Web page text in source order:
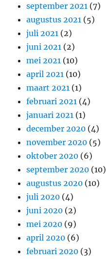
september 2021 (7)
augustus 2021 (5)
juli 2021 (2)
juni 2021 (2)
mei 2021 (10)
april 2021 (10)
maart 2021 (1)
februari 2021 (4)
januari 2021 (1)
december 2020 (4)
november 2020 (5)
oktober 2020 (6)
september 2020 (10)
augustus 2020 (10)
juli 2020 (4)
juni 2020 (2)
mei 2020 (9)
april 2020 (6)
februari 2020 (3)